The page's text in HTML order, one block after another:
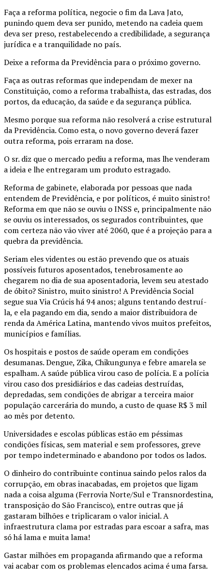
Faça a reforma política, negocie o fim da Lava Jato,
punindo quem deva ser punido, metendo na cadeia quem
deva ser preso, restabelecendo a credibilidade, a segurança
jurídica e a tranquilidade no país.
Deixe a reforma da Previdência para o próximo governo.
Faça as outras reformas que independam de mexer na
Constituição, como a reforma trabalhista, das estradas, dos
portos, da educação, da saúde e da segurança pública.
Mesmo porque sua reforma não resolverá a crise estrutural
da Previdência. Como esta, o novo governo deverá fazer
outra reforma, pois erraram na dose.
O sr. diz que o mercado pediu a reforma, mas lhe venderam
a ideia e lhe entregaram um produto estragado.
Reforma de gabinete, elaborada por pessoas que nada
entendem de Previdência, e por políticos, é muito sinistro!
Reforma em que não se ouviu o INSS e, principalmente não
se ouviu os interessados, os segurados contribuintes, que
com certeza não vão viver até 2060, que é a projeção para a
quebra da previdência.
Seriam eles videntes ou estão prevendo que os atuais
possíveis futuros aposentados, tenebrosamente ao
chegarem no dia de sua aposentadoria, levem seu atestado
de óbito? Sinistro, muito sinistro! A Previdência Social
segue sua Via Crúcis há 94 anos; alguns tentando destruí-
la, e ela pagando em dia, sendo a maior distribuidora de
renda da América Latina, mantendo vivos muitos prefeitos,
municípios e famílias.
Os hospitais e postos de saúde operam em condições
desumanas. Dengue, Zika, Chikungunya e febre amarela se
espalham. A saúde pública virou caso de polícia. E a polícia
virou caso dos presidiários e das cadeias destruídas,
depredadas, sem condições de abrigar a terceira maior
população carcerária do mundo, a custo de quase R$ 3 mil
ao mês por detento.
Universidades e escolas públicas estão em péssimas
condições físicas, sem material e sem professores, greve
por tempo indeterminado e abandono por todos os lados.
O dinheiro do contribuinte continua saindo pelos ralos da
corrupção, em obras inacabadas, em projetos que ligam
nada a coisa alguma (Ferrovia Norte/Sul e Transnordestina,
transposição do São Francisco), entre outras que já
gastaram bilhões e triplicaram o valor inicial. A
infraestrutura clama por estradas para escoar a safra, mas
só há lama e muita lama!
Gastar milhões em propaganda afirmando que a reforma
vai acabar com os problemas elencados acima é uma farsa.